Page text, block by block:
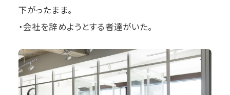
下がったまま。
・会社を辞めようとする者達がいた。